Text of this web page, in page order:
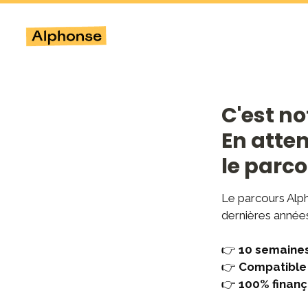
C'est
En
le
Le parcours
dernières
👉 10
👉
👉 100%